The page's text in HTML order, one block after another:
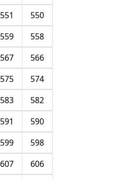
550
551
558
559
566
567
574
575
582
583
590
591
598
599
606
607